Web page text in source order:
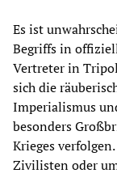
Es ist
Begriffs in
Vertreter in
sich die
Imperialismus
besonders
Krieges
Zivilisten oder